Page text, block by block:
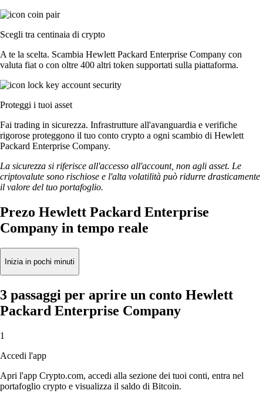
Scegli tra centinaia di crypto
A te la scelta. Scambia Hewlett Packard Enterprise Company con
valuta fiat o con oltre 400 altri token supportati sulla piattaforma.
Proteggi i tuoi asset
Fai trading in sicurezza. Infrastrutture all'avanguardia e verifiche
rigorose proteggono il tuo conto crypto a ogni scambio di Hewlett
Packard Enterprise Company.
La sicurezza si riferisce all'accesso all'account, non agli asset. Le
criptovalute sono rischiose e l'alta volatilità può ridurre drasticamente
il valore del tuo portafoglio.
Prezo Hewlett Packard Enterprise
Company in tempo reale
Inizia in pochi minuti
3 passaggi per aprire un conto Hewlett
Packard Enterprise Company
1
Accedi l'app
Apri l'app Crypto.com, accedi alla sezione dei tuoi conti, entra nel
portafoglio crypto e visualizza il saldo di Bitcoin.